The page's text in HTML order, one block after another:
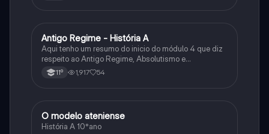
História
Antigo Regime - História A
Aqui tenho um resumo do inicio do módulo 4 que diz
respeito ao Antigo Regime, Absolutismo e
Parlamentarismo.
11º 1,917 54
História
O modelo ateniense
História A 10°ano